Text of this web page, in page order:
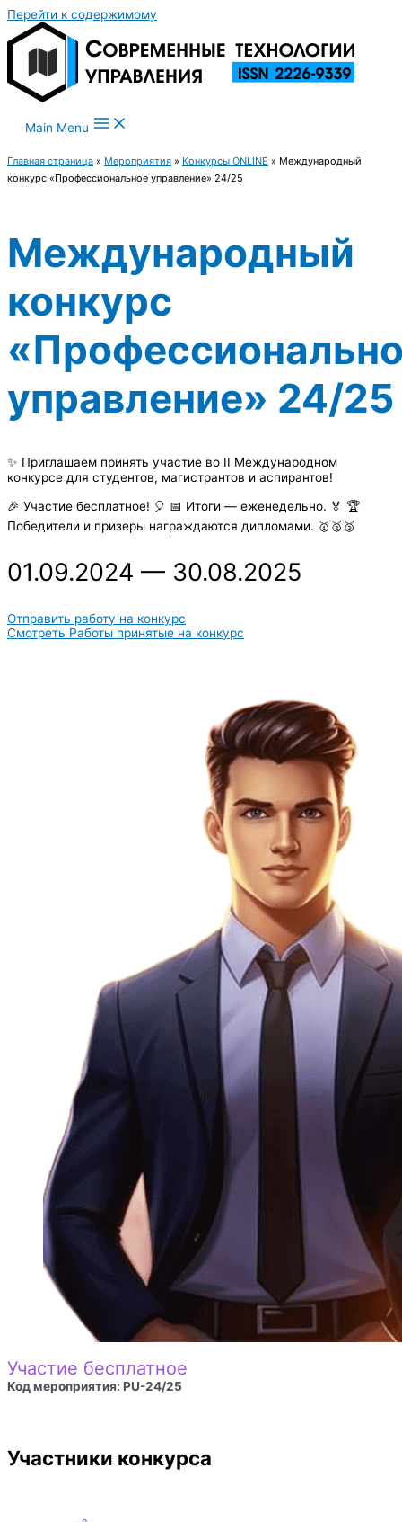
Перейти к содержимому
Main Menu
Главная страница » Мероприятия » Конкурсы ONLINE » Международный
конкурс «Профессиональное управление» 24/25
Международный
конкурс
управление» 24/25
✨ Приглашаем принять участие во II Международном
конкурсе для студентов, магистрантов и аспирантов!
🎉 Участие бесплатное! 🎈 📅 Итоги — еженедельно. 🏅 🏆
Победители и призеры награждаются дипломами. 🥇🥈🥉
01.09.2024 — 30.08.2025
Отправить работу на конкурс
Смотреть Работы принятые на конкурс
Участие бесплатное
Код мероприятия: PU-24/25
Участники конкурса​